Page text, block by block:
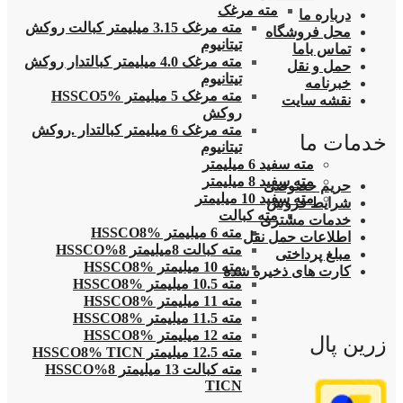
مته مرغک
مته مرغک 3.15 میلیمتر کبالت روکش
تیتانیوم
مته مرغک 4.0 میلیمتر کبالتدار روکش
تیتانیوم
مته مرغک 5 میلیمتر HSSCO5%
روکش
مته مرغک 6 میلیمتر کبالتدار .روکش
تیتانیوم
مته سفید 6 میلیمتر
مته سفید 8 میلیمتر
مته سفید 10 میلیمتر
مته کبالت
مته 6 میلیمتر HSSCO8%
مته کبالت 8میلیمتر 8%HSSCO
مته 10 میلیمتر HSSCO8%
مته 10.5 میلیمتر HSSCO8%
مته 11 میلیمتر HSSCO8%
مته 11.5 میلیمتر HSSCO8%
مته 12 میلیمتر HSSCO8%
مته 12.5 میلیمتر HSSCO8% TICN
مته کبالت 13 میلیمتر 8%HSSCO
TICN
درباره ما
محل فروشگاه
تماس باما
حمل و نقل
خبرنامه
نقشه سایت
خدمات ما
حریم خصوصی
شرایط فروش
خدمات مشتری
اطلاعات حمل نقل
مبلغ پرداختی
کارت های ذخیره شده
زرین پال